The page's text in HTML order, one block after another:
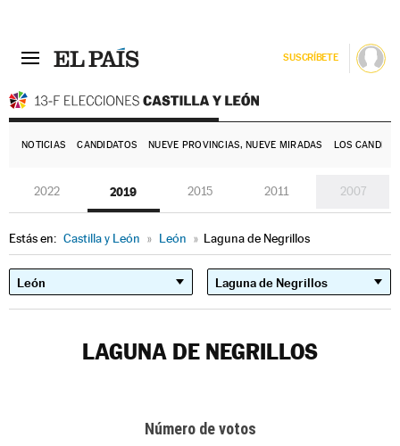
SUSCRÍBETE
NOTICIAS CANDIDATOS NUEVE PROVINCIAS, NUEVE MIRADAS LOS
2022 2019 2015 2011 2007
Estás en: Castilla y León » León » Laguna de Negrillos
LAGUNA DE NEGRILLOS
Número de votos